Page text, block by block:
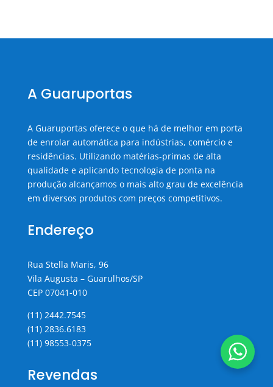
A Guaruportas
A Guaruportas oferece o que há de melhor em porta
de enrolar automática para indústrias, comércio e
residências. Utilizando matérias-primas de alta
qualidade e aplicando tecnologia de ponta na
produção alcançamos o mais alto grau de excelência
em diversos produtos com preços competitivos.
Endereço
Rua Stella Maris, 96
Vila Augusta – Guarulhos/SP
CEP 07041-010
(11) 2442.7545
(11) 2836.6183
(11) 98553-0375
Revendas